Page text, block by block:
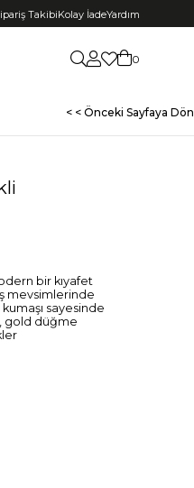
TakibiKolay İadeYardım
0
< < Önceki Sayfaya Dön
bir kıyafet
mevsimlerinde
sayesinde
gold düğme